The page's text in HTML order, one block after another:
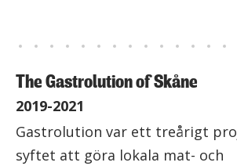
The Gastrolution of Skåne
2019-2021
Gastrolution var ett treårigt
syftet att göra lokala mat- och